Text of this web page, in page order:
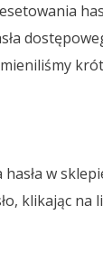
w
klikając